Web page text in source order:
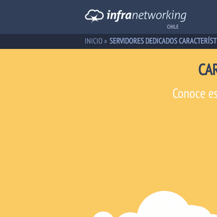
CHILE
INICIO » SERVIDORES DEDICADOS
Conoce